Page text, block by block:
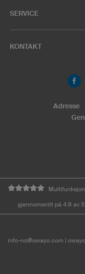
SERVICE
KONTAKT
Adresse
gjennomsnitt på 4.8 av
info-no@owayo.com |